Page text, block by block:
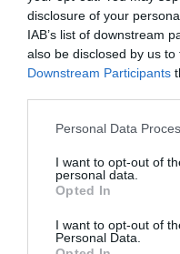
disclosure of your
IAB’s list of downstream
also be disclosed by us
Downstream Participants
Personal Data
I want to opt-out of
personal data.
Opted In
I want to opt-out of
Personal Data.
Το εν λόγω νέο κύμα
πολλές χώρες, εκεί
στα 15,49 δολάρια τον
πακέτο στα 19,99
εισαγωγή μιας νέας με
ίδια στιγμή, υπήρξε
χρήση των κωδικών με